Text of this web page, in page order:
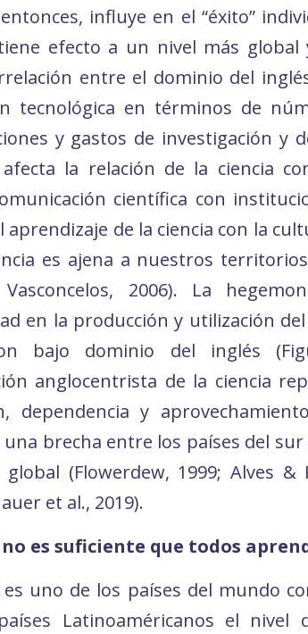
influye en el “éxito”
efecto a un nivel más global
entre el dominio del
tecnológica en términos de
y gastos de investigación y
la relación de la ciencia
científica con
aprendizaje de la ciencia con la
es ajena a nuestros
2006). La
en la producción y utilización
bajo dominio del inglés
anglocentrista de la ciencia
dependencia y
brecha entre los países del
(Flowerdew, 1999; Alves &
et al., 2019).
no es suficiente que todos
es uno de los países del mundo
Latinoaméricanos el